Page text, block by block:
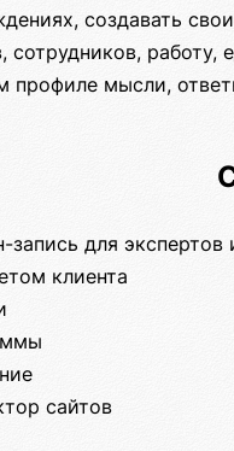
создавать
сотрудников,
профиле мысли,
запись для экспертов
клиента
сайтов